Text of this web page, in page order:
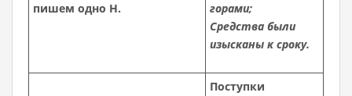
пишем одно Н.
горами;
Средства были
изысканы к сроку.
Поступки